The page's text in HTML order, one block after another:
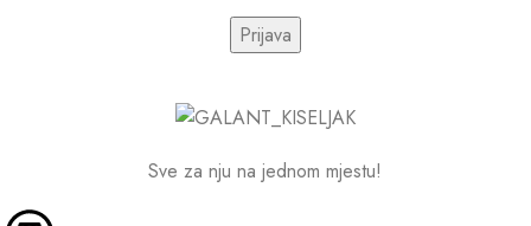
Sve za nju na jednom mjestu!